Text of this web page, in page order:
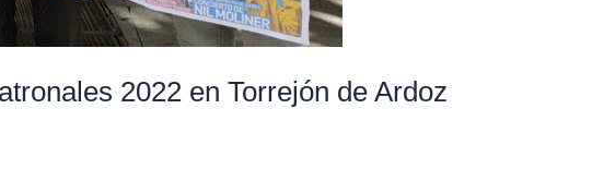
2022 en Torrejón de Ardoz